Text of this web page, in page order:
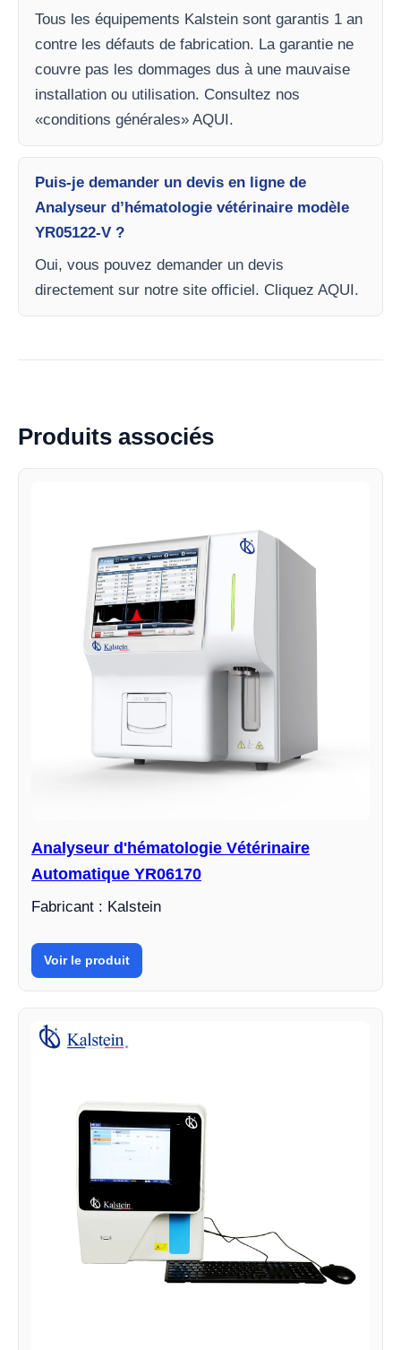
Tous les équipements Kalstein sont garantis 1 an
contre les défauts de fabrication. La garantie ne
couvre pas les dommages dus à une mauvaise
installation ou utilisation. Consultez nos
«conditions générales» AQUI.
Puis-je demander un devis en ligne de
Analyseur d’hématologie vétérinaire modèle
YR05122-V ?
Oui, vous pouvez demander un devis
directement sur notre site officiel. Cliquez AQUI.
Produits associés
Analyseur d'hématologie Vétérinaire
Automatique YR06170
Fabricant : Kalstein
Voir le produit